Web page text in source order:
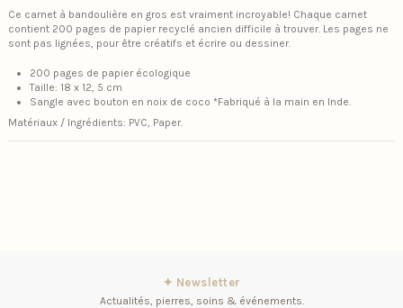
Ce carnet à bandoulière en gros est vraiment incroyable! Chaque carnet
contient 200 pages de papier recyclé ancien difficile à trouver. Les pages ne
sont pas lignées, pour être créatifs et écrire ou dessiner.
200 pages de papier écologique
Taille: 18 x 12, 5 cm
Sangle avec bouton en noix de coco *Fabriqué à la main en Inde.
Matériaux / Ingrédients: PVC, Paper.
✦ Newsletter
Actualités, pierres, soins & événements.